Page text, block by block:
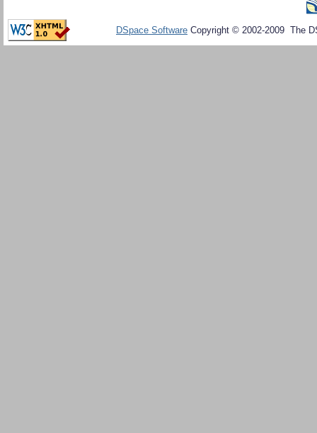
DSpace Software Copyright © 2002-2009 The